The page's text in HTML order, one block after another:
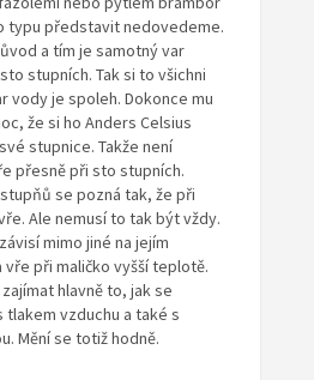
typu představit nedovedeme.
a tím je samotný var
stupních. Tak si to všichni
vody je spoleh. Dokonce mu
že si ho Anders Celsius
stupnice. Takže není
přesně při sto stupních.
se pozná tak, že při
Ale nemusí to tak být vždy.
mimo jiné na jejím
vře při maličko vyšší teplotě.
hlavně to, jak se
tlakem vzduchu a také s
Mění se totiž hodně.